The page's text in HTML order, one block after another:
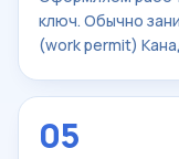
ключ. Обычно
(work permit)
05